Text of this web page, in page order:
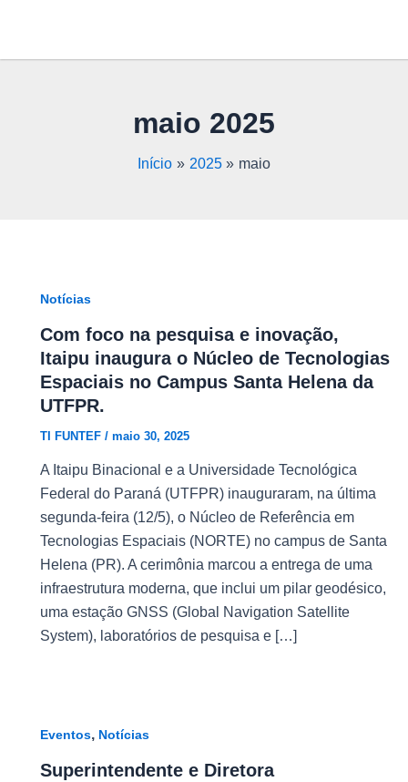
o
maio 2025
Início 2025 maio
Notícias
Com foco na pesquisa e inovação,
Itaipu inaugura o Núcleo de Tecnologias
Espaciais no Campus Santa Helena da
UTFPR.
TI FUNTEF / maio 30, 2025
A Itaipu Binacional e a Universidade Tecnológica
Federal do Paraná (UTFPR) inauguraram, na última
segunda-feira (12/5), o Núcleo de Referência em
Tecnologias Espaciais (NORTE) no campus de Santa
Helena (PR). A cerimônia marcou a entrega de uma
infraestrutura moderna, que inclui um pilar geodésico,
uma estação GNSS (Global Navigation Satellite
System), laboratórios de pesquisa e […]
Eventos, Notícias
Superintendente e Diretora